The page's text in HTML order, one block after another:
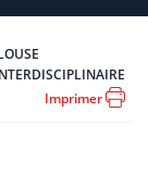
Imprimer